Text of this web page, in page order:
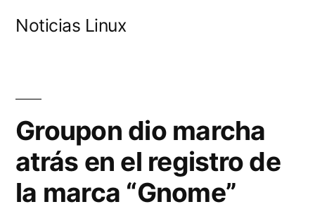
Noticias Linux
Groupon dio marcha
atrás en el registro de
la marca “Gnome”